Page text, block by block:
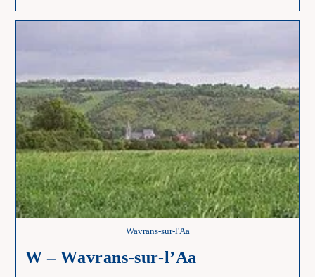
Wavrans-sur-l'Aa
W – Wavrans-sur-l’Aa